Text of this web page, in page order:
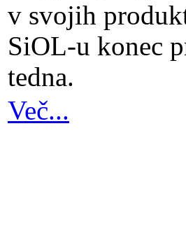
v svojih
SiOL-u konec
tedna.
Več...